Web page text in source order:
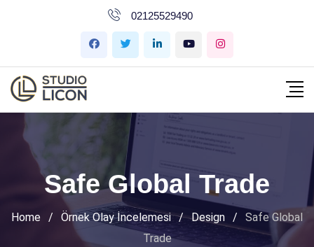
02125529490
Safe Global Trade
Home / Örnek Olay İncelemesi / Design /
Safe Global
Trade